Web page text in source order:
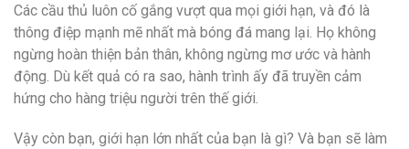
Các cầu thủ luôn cố gắng vượt qua mọi giới hạn, và đó là
thông điệp mạnh mẽ nhất mà bóng đá mang lại. Họ không
ngừng hoàn thiện bản thân, không ngừng mơ ước và hành
động. Dù kết quả có ra sao, hành trình ấy đã truyền cảm
hứng cho hàng triệu người trên thế giới.
Vậy còn bạn, giới hạn lớn nhất của bạn là gì? Và bạn sẽ làm